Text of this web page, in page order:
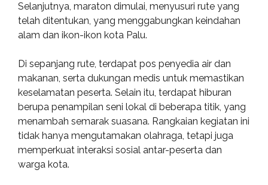
Selanjutnya, maraton dimulai, menyusuri rute yang
telah ditentukan, yang menggabungkan keindahan
alam dan ikon-ikon kota Palu.
Di sepanjang rute, terdapat pos penyedia air dan
makanan, serta dukungan medis untuk memastikan
keselamatan peserta. Selain itu, terdapat hiburan
berupa penampilan seni lokal di beberapa titik, yang
menambah semarak suasana. Rangkaian kegiatan ini
tidak hanya mengutamakan olahraga, tetapi juga
memperkuat interaksi sosial antar-peserta dan
warga kota.